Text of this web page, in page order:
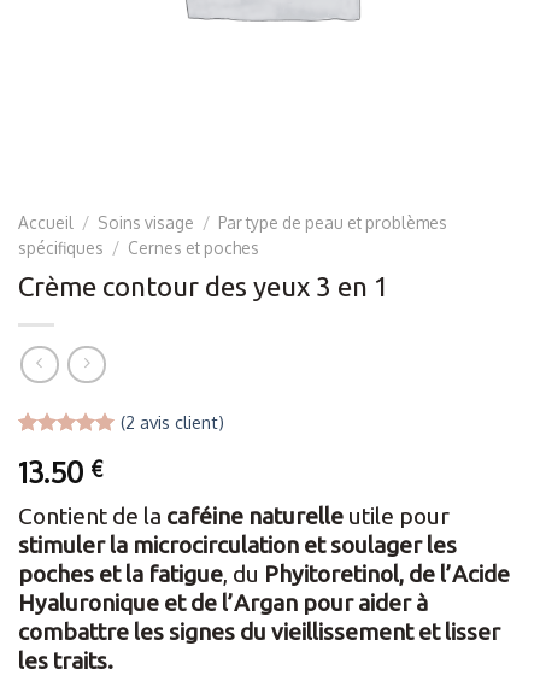
Accueil / Soins visage / Par type de peau et problèmes
spécifiques / Cernes et poches
Crème contour des yeux 3 en 1
sur 5 basé
sur
notations
client
(2 avis client)
13.50 €
Contient de la caféine naturelle utile pour
stimuler la microcirculation et soulager les
poches et la fatigue, du Phyitoretinol, de l’Acide
Hyaluronique et de l’Argan pour aider à
combattre les signes du vieillissement et lisser
les traits.